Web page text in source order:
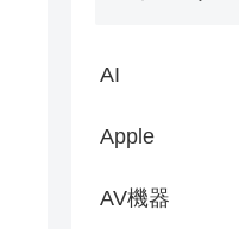
AI
Apple
AV機器